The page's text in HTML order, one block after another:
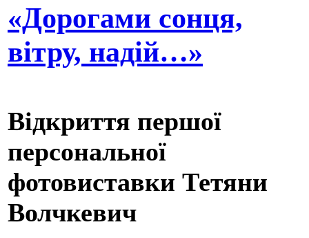
«Дорогами сонця,
вітру, надій…»
Відкриття першої
персональної
фотовиставки Тетяни
Волчкевич